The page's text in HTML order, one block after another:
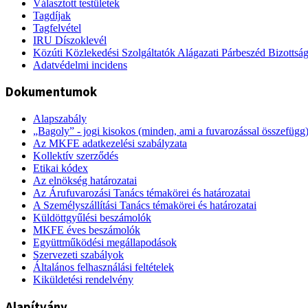
Választott testületek
Tagdíjak
Tagfelvétel
IRU Díszoklevél
Közúti Közlekedési Szolgáltatók Alágazati Párbeszéd
Adatvédelmi incidens
Dokumentumok
Alapszabály
„Bagoly” - jogi kisokos (minden, ami a fuvarozással összefügg)
Az MKFE adatkezelési szabályzata
Kollektív szerződés
Etikai kódex
Az elnökség határozatai
Az Árufuvarozási Tanács témakörei és határozatai
A Személyszállítási Tanács témakörei és határozatai
Küldöttgyűlési beszámolók
MKFE éves beszámolók
Együttműködési megállapodások
Szervezeti szabályok
Általános felhasználási feltételek
Kiküldetési rendelvény